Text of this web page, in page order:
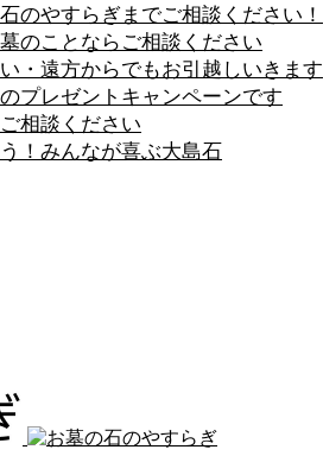
のやすらぎまでご相談ください！
のことならご相談ください
・遠方からでもお引越しいきます
プレゼントキャンペーンです
相談ください
！みんなが喜ぶ大島石